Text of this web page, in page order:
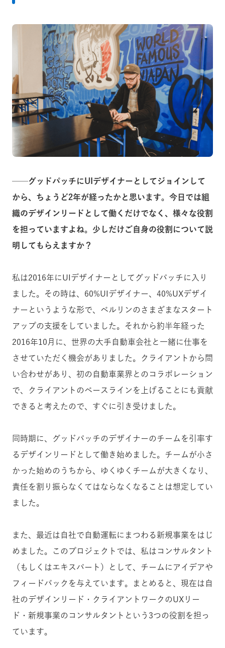
──グッドパッチにUIデザイナーとしてジョインして
から、ちょうど2年が経ったかと思います。今日では組
織のデザインリードとして働くだけでなく、様々な役割
を担っていますよね。少しだけご自身の役割について説
明してもらえますか？
私は2016年にUIデザイナーとしてグッドパッチに入り
ました。その時は、60%UIデザイナー、40%UXデザイ
ナーというような形で、ベルリンのさまざまなスタート
アップの支援をしていました。それから約半年経った
2016年10月に、世界の大手自動車会社と一緒に仕事を
させていただく機会がありました。クライアントから問
い合わせがあり、初の自動車業界とのコラボレーション
で、クライアントのベースラインを上げることにも貢献
できると考えたので、すぐに引き受けました。
同時期に、グッドパッチのデザイナーのチームを引率す
るデザインリードとして働き始めました。チームが小さ
かった始めのうちから、ゆくゆくチームが大きくなり、
責任を割り振らなくてはならなくなることは想定してい
ました。
また、最近は自社で自動運転にまつわる新規事業をはじ
めました。このプロジェクトでは、私はコンサルタント
（もしくはエキスパート）として、チームにアイデアや
フィードバックを与えています。まとめると、現在は自
社のデザインリード・クライアントワークのUXリー
ド・新規事業のコンサルタントという3つの役割を担っ
ています。